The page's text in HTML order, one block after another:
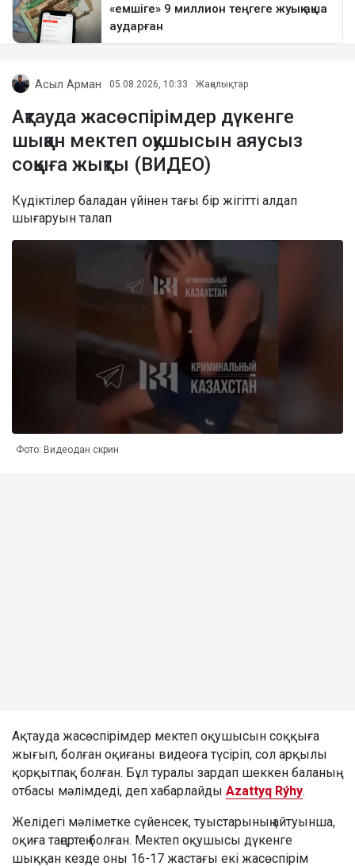
Асыл Арман 05.08.2026, 10:33 Жаңалықтар
Ақтауда жасөспірімдер дүкенге
шыққан мектеп оқушысын аяусыз
соққыға жықты (ВИДЕО)
Күдіктілер баладан үйінен тағы бір жігітті алдап
шығаруын талап
Фото: Видеодан скрин
Ақтауда жасөспірімдер мектеп оқушысын соққыға
жығып, болған оқиғаны видеоға түсіріп, сол арқылы
қорқытпақ болған. Бұл туралы зардап шеккен баланың
отбасы мәлімдеді, деп хабарлайды Azattyq Rýhy.
Желідегі мәліметке сүйенсек, туыстарының айтуынша,
оқиға таңертең болған. Мектеп оқушысы дүкенге
шыққан кезде оны 16-17 жастағы екі жасөспірім